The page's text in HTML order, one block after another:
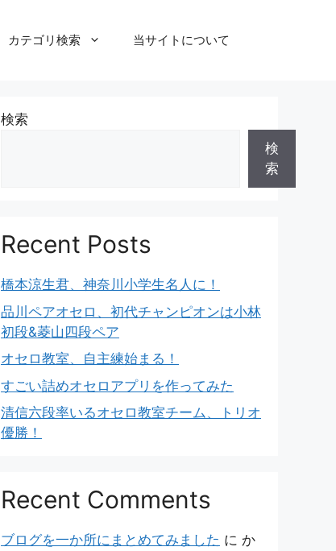
カテゴリ検索 当サイトについて
検索
検
索
Recent Posts
橋本涼生君、神奈川小学生名人に！
品川ペアオセロ、初代チャンピオンは小林
初段&菱山四段ペア
オセロ教室、自主練始まる！
すごい詰めオセロアプリを作ってみた
清信六段率いるオセロ教室チーム、トリオ
優勝！
Recent Comments
ブログを一か所にまとめてみました に か